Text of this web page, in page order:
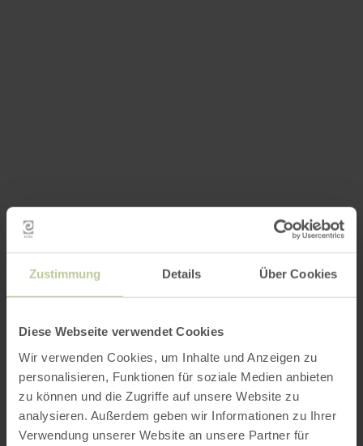
Zustimmung Details Über Cookies
Diese Webseite verwendet Cookies
Wir verwenden Cookies, um Inhalte und Anzeigen zu
personalisieren, Funktionen für soziale Medien anbieten
zu können und die Zugriffe auf unsere Website zu
analysieren. Außerdem geben wir Informationen zu Ihrer
Verwendung unserer Website an unsere Partner für